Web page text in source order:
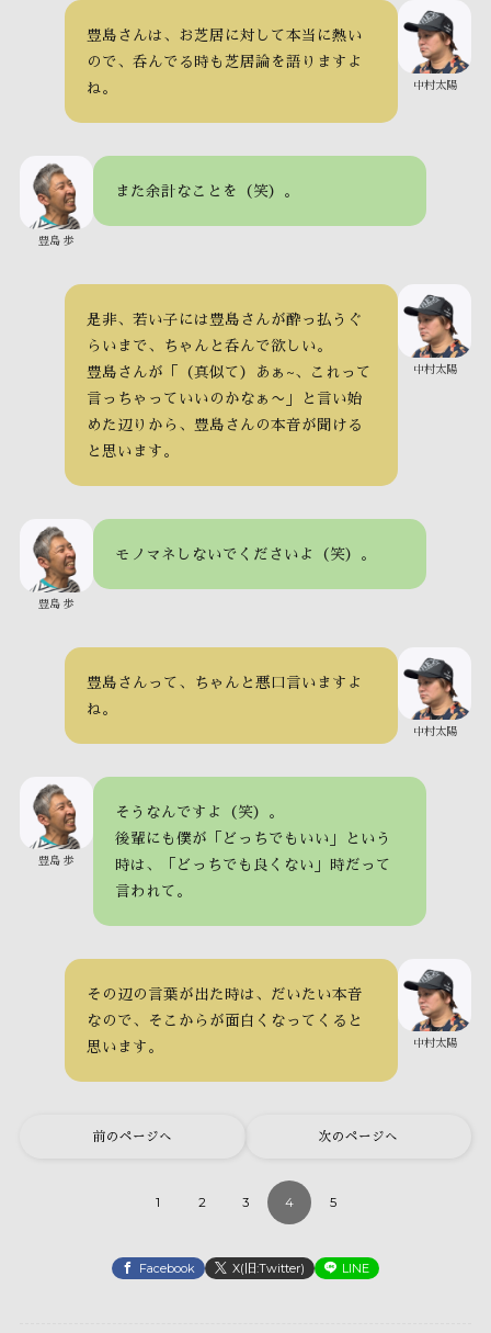
中村太陽
豊島さんは、お芝居に対して本当に熱い
ので、呑んでる時も芝居論を語りますよ
ね。
豊島 歩
また余計なことを（笑）。
中村太陽
是非、若い子には豊島さんが酔っ払うぐ
らいまで、ちゃんと呑んで欲しい。
豊島さんが「（真似て）あぁ~、これって
言っちゃっていいのかなぁ〜」と言い始
めた辺りから、豊島さんの本音が聞ける
と思います。
豊島 歩
モノマネしないでくださいよ（笑）。
中村太陽
豊島さんって、ちゃんと悪口言いますよ
ね。
豊島 歩
そうなんですよ（笑）。
後輩にも僕が「どっちでもいい」という
時は、「どっちでも良くない」時だって
言われて。
中村太陽
その辺の言葉が出た時は、だいたい本音
なので、そこからが面白くなってくると
思います。
前のページへ 次のページへ
1 2 3 4 5
Facebook X(旧:Twitter) LINE